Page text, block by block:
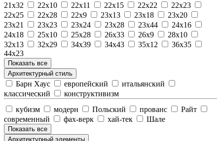
21х32
22х10 22х11 22х15 22х22
22х23
22х25
22х28 22х9 23х13 23х18
23х20
23х21
23х23 23х24 23х28 23х44
24х16
24х18
25х10 25х28 26х33 26х9
28х10
32х13
32х29 34х39 34х43 35х12
36х35
44х23
Показать все
Архитектурный стиль
Барн Хаус европейский
итальянский
классический
конструктивизм
кубизм
модерн Польский прованс
Райт
современный
фах-верк хай-тек Шале
Показать все
Архитектурный элементы